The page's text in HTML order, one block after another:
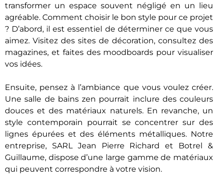
transformer un espace souvent négligé en un lieu
agréable. Comment choisir le bon style pour ce projet
? D’abord, il est essentiel de déterminer ce que vous
aimez. Visitez des sites de décoration, consultez des
magazines, et faites des moodboards pour visualiser
vos idées.
Ensuite, pensez à l’ambiance que vous voulez créer.
Une salle de bains zen pourrait inclure des couleurs
douces et des matériaux naturels. En revanche, un
style contemporain pourrait se concentrer sur des
lignes épurées et des éléments métalliques. Notre
entreprise, SARL Jean Pierre Richard et Botrel &
Guillaume, dispose d’une large gamme de matériaux
qui peuvent correspondre à votre vision.